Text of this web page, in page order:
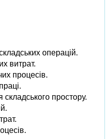
операцій.
витрат.
процесів.
простору.